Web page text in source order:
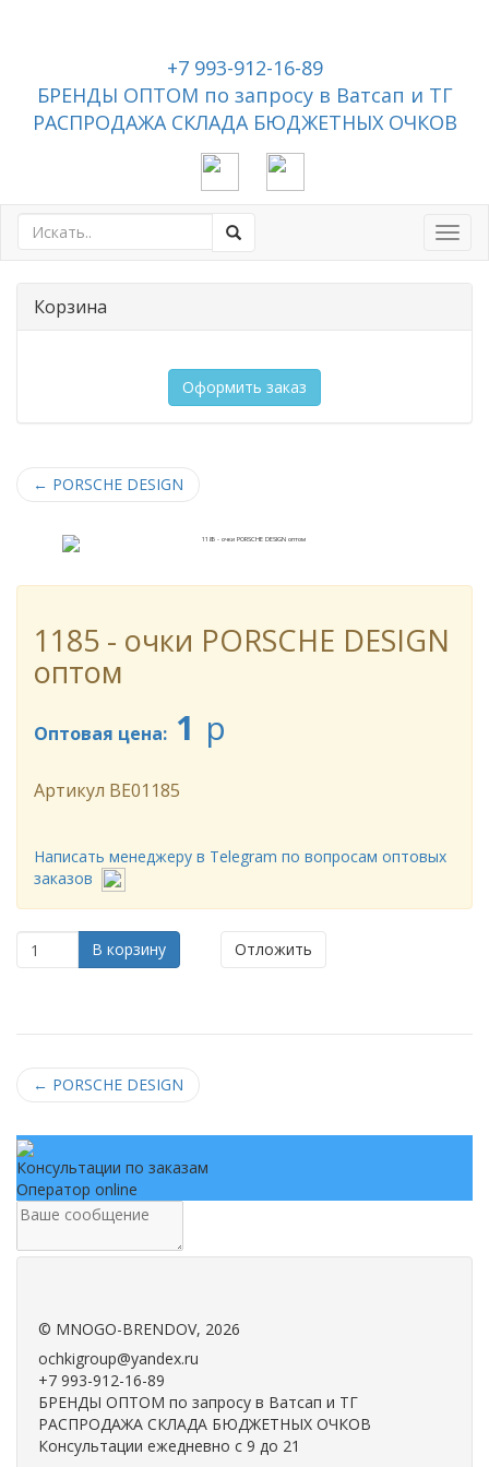
+7 993-912-16-89
БРЕНДЫ ОПТОМ по запросу в Ватсап и ТГ
РАСПРОДАЖА СКЛАДА БЮДЖЕТНЫХ ОЧКОВ
Корзина
Оформить заказ
← PORSCHE DESIGN
1185 - очки PORSCHE DESIGN
оптом
Оптовая цена: 1 p
Артикул BE01185
Написать менеджеру в Telegram по вопросам оптовых
заказов
В корзину Отложить
← PORSCHE DESIGN
Консультации по заказам
Оператор online
© MNOGO-BRENDOV, 2026
ochkigroup@yandex.ru
+7 993-912-16-89
БРЕНДЫ ОПТОМ по запросу в Ватсап и ТГ
РАСПРОДАЖА СКЛАДА БЮДЖЕТНЫХ ОЧКОВ
Консультации ежедневно с 9 до 21